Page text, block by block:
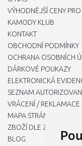
VÝHODNĚJŠÍ CENY
KAMODY KLUB
KONTAKT
OBCHODNÍ PODMÍNKY
OCHRANA OSOBNÍCH
DÁRKOVÉ POUKAZY
ELEKTRONICKÁ
SEZNAM
VRÁCENÍ / REKLAMACE
MAPA STRÁNKY
ZBOŽÍ DLE ZNAČEK
BLOG